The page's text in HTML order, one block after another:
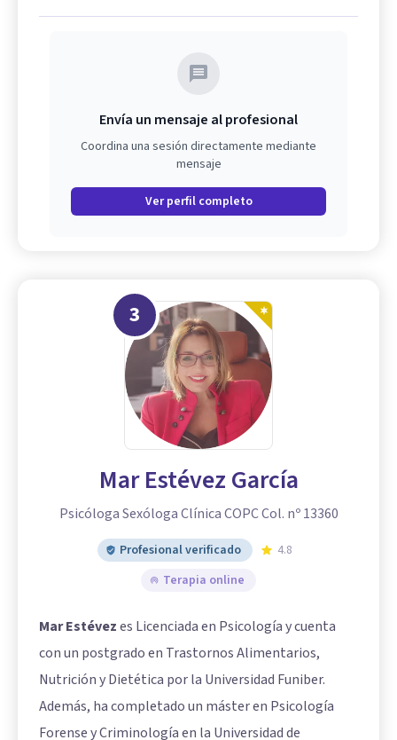
Envía un mensaje al profesional
Coordina una sesión directamente mediante
mensaje
Ver perfil completo
3
Mar Estévez García
Psicóloga Sexóloga Clínica COPC Col. nº 13360
Profesional verificado
4.8
Terapia online
Mar Estévezes Licenciada en Psicología y cuenta
con un postgrado en Trastornos Alimentarios,
Nutrición y Dietética por la Universidad Funiber.
Además, ha completado un máster en Psicología
Forense y Criminología en la Universidad de